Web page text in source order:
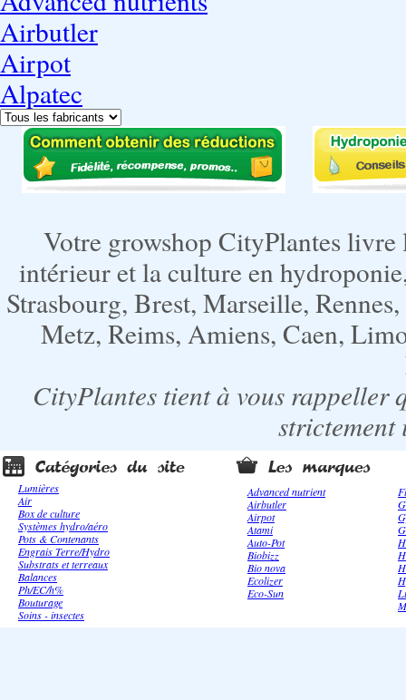
Airbutler
Airpot
Alpatec
Votre growshop CityPlantes
intérieur et la culture en
Strasbourg, Brest, Marseille,
Metz, Reims, Amiens, Caen,
CityPlantes tient à vous rappeller
strictement
Lumières
Air
Box de culture
Systèmes hydro/aéro
Pots & Contenants
Engrais Terre/Hydro
Substrats et terreaux
Balances
Ph/EC/h%
Bouturage
Soins - insectes
Advanced nutrient
Airbutler
Airpot
Atami
Auto-Pot
Biobizz
Bio nova
Ecolizer
Eco-Sun